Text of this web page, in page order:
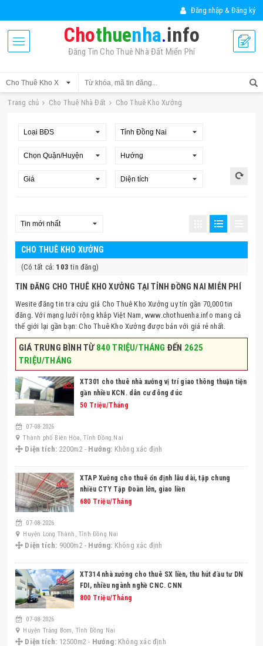
Đăng nhập & Đăng ký
Chothuenha.info
Đăng Tin Cho Thuê Nhà Đất Miển Phí
Trang chủ Cho Thuê Nhà Đất Cho Thuê Kho Xưởng
CHO THUÊ KHO XƯỞNG
(Có tất cả: 103 tin đăng)
TIN ĐĂNG CHO THUÊ KHO XƯỞNG TẠI TỈNH ĐỒNG NAI MIỄN PHÍ
Wesite đăng tin tra cứu giá Cho Thuê Kho Xưởng uy tín gần 70,000 tin
đăng. Với mạng lưới rộng khắp Việt Nam, www.chothuenha.info mang cả
thế giới lại gần bạn: Cho Thuê Kho Xưởng được bán với giá rẻ nhất.
GIÁ TRUNG BÌNH TỪ840 TRIỆU/THÁNG ĐẾN 2625
TRIỆU/THÁNG
XT301 cho thuê nhà xưởng vị trí giao thông thuận tiện
gần nhiều KCN. dân cư đông đúc
50 Triệu/Tháng
07-08-2026
Thành phố Biên Hòa, Tỉnh Đồng Nai
Diện tích: 2200m2 - Hướng: Không xác định
XTAP Xưởng cho thuê ổn định lâu dài, tập chung
nhiều CTY Tập Đoàn lớn, giao liền
680 Triệu/Tháng
07-08-2026
Huyện Long Thành, Tỉnh Đồng Nai
Diện tích: 9000m2 - Hướng: Không xác định
XT314 nhà xưởng cho thuê SX liền, thu hút đầu tư DN
FDI, nhiều ngành nghề CNC. CNN
800 Triệu/Tháng
07-08-2026
Huyện Trảng Bom, Tỉnh Đồng Nai
Diện tích: 12500m2 - Hướng: Không xác định